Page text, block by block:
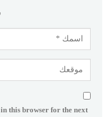
this browser for the next